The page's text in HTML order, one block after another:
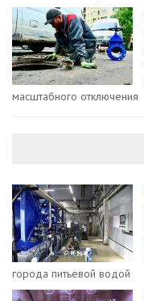
масштабного отключения
города питьевой водой